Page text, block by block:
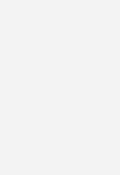
Baywa RE
des Konzerns machte 2021 mit
als die Hälfte des
einem Plus um 24 Millionen
Mit aufgerundet 3,6 Milliarden
Segment immerhin den
bei – hinter den
als „Cefetra Group“
ein Umsatzplus von 1,35
61 Prozent, womit die von
hinzugewann, als die anderen
Einstieg in diesen Sektor für den